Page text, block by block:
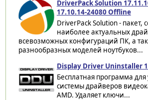
DriverPack Solution
17.10.14-24080 Offline
DriverPack Solution - пакет,
наиболее актуальных
всевозможных конфигураций ПК, а
разнообразных моделей ноутбуков...
Display Driver Uninstaller
Бесплатная программа
системы драйверов
AMD. Удаляет ключи...